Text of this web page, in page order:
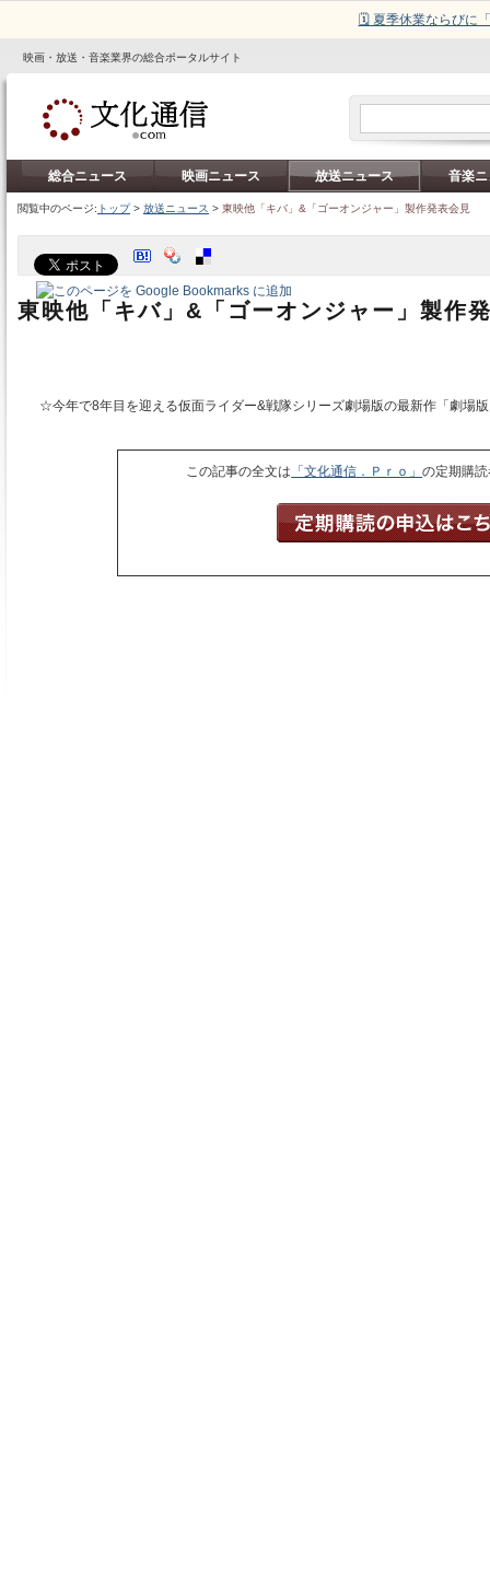
🗓️ 夏季休業ならびに
映画・放送・音楽業界の総合ポータルサイト
総合ニュース 映画ニュース 放送ニュース 音楽
閲覧中のページ: トップ> 放送ニュース > 東映他「キバ」&「ゴーオンジャー」製作発表会見
東映他「キバ」&「ゴーオンジャー」製作
☆今年で8年目を迎える仮面ライダー&戦隊シリーズ劇場版の最新作「劇場
この記事の全文は 「文化通信．Ｐｒｏ」の定期購